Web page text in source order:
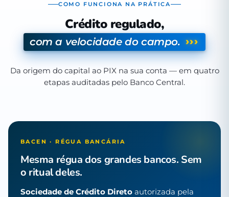
COMO FUNCIONA NA PRÁTICA
Crédito regulado,
com a velocidade do campo. ›››
Da origem do capital ao PIX na sua conta — em quatro
etapas auditadas pelo Banco Central.
BACEN · RÉGUA BANCÁRIA
Mesma régua dos grandes bancos. Sem
o ritual deles.
Sociedade de Crédito Direto autorizada pela